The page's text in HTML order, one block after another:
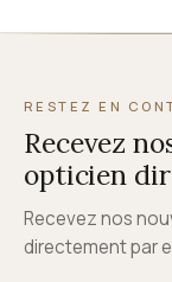
RESTEZ EN
Recevez
opticien
Recevez nos
directement par